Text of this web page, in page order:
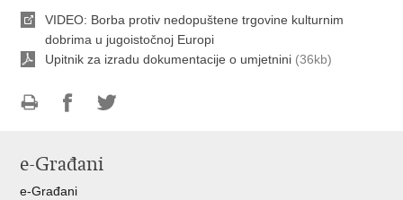
VIDEO: Borba protiv nedopuštene trgovine kulturnim
dobrima u jugoistočnoj Europi
Upitnik za izradu dokumentacije o umjetnini (36kb)
FacebookuTwitteru
e-Građani
e-Građani